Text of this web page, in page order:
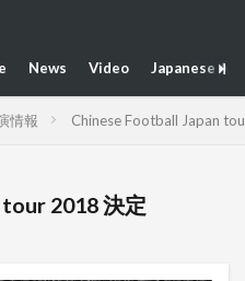
News Video Japanese
情報 Chinese Football Japan
2018 決定